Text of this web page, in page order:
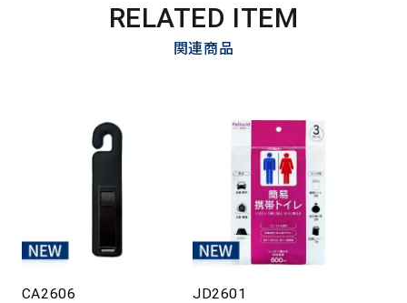
RELATED ITEM
関連商品
CA2606
JD2601